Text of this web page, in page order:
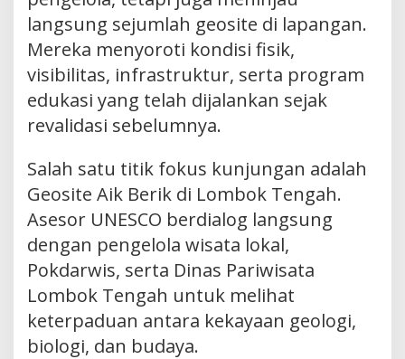
langsung sejumlah geosite di lapangan.
Mereka menyoroti kondisi fisik,
visibilitas, infrastruktur, serta program
edukasi yang telah dijalankan sejak
revalidasi sebelumnya.
Salah satu titik fokus kunjungan adalah
Geosite Aik Berik di Lombok Tengah.
Asesor UNESCO berdialog langsung
dengan pengelola wisata lokal,
Pokdarwis, serta Dinas Pariwisata
Lombok Tengah untuk melihat
keterpaduan antara kekayaan geologi,
biologi, dan budaya.